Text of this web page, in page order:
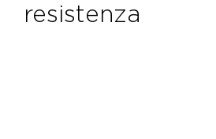
resistenza